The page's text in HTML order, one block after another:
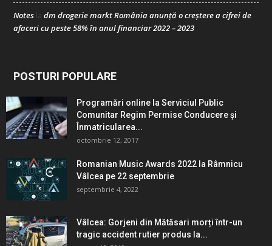
Notes la dm drogerie markt România anunță o creștere a cifrei de
afaceri cu peste 58% în anul financiar 2022 – 2023
POSTURI POPULARE
Programări online la Serviciul Public
Comunitar Regim Permise Conducere şi
Înmatricularea...
octombrie 12, 2017
Romanian Music Awards 2022 la Râmnicu
Vâlcea pe 22 septembrie
septembrie 4, 2022
Vâlcea: Gorjeni din Mătăsari morți într-un
tragic accident rutier produs la...